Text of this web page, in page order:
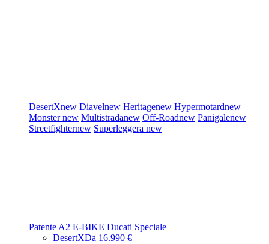
DesertXnew Diavelnew Heritagenew Hypermotardnew
Monsternew Multistradanew Off-Roadnew Panigalenew
Streetfighternew Superleggera new
Patente A2 E-BIKE Ducati Speciale
DesertXDa 16.990 €